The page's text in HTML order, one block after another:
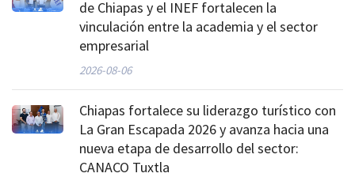
de Chiapas y el INEF fortalecen la
vinculación entre la academia y el sector
empresarial
2026-08-06
Chiapas fortalece su liderazgo turístico con
La Gran Escapada 2026 y avanza hacia una
nueva etapa de desarrollo del sector:
CANACO Tuxtla